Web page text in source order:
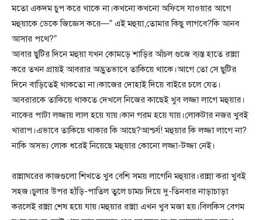
মতো একদম চুপ করে থাকে না।কখনো কখনো অফিসে যাওয়ার আগে
মহুয়াকে ডেকে জিজ্ঞেস করে—” এই মহুয়া,তোমার কিছু লাগবে?কি আনব
আসার পথে?”
আবার ছুটির দিনে মহুয়া যখন কোমড়ে শাড়ির আঁচল গুজে ব্যস্ত হাতে রান্না
করে তখন প্রায়ই আবরার অদ্ভুতভাবে তাকিয়ে থাকে।আগে তো সে ছুটির
দিনে বাড়িতেই থাকতো না।কাজের দোহাই দিয়ে বাইরে চলে যেত।
আবরারকে তাকিয়ে থাকতে দেখলে নিজের কাছেই খুব লজ্জা লাগে মহুয়ার।
নাকের পাটা লজ্জায় লাল হয়ে যায়।কান গরম হয়ে যায়।লোকটার নজর খুবই
খারাপ।এভাবে তাকিয়ে থাকার কি আছে?আশ্চর্য! মহুয়ার কি লজ্জা লাগে না?
নাকি অসভ্য লোক ধরেই নিয়েছে মহুয়ার কোনো লজ্জা-টজ্জা নেই।
রান্নাঘরের কাজগুলো শিখতে খুব বেশি সময় লাগেনি মহুয়ার।রান্না করা খুবই
সহজ।চুলার উপর হাঁড়ি-পাতিল তুলে চামচ দিয়ে দু-তিনবার নাড়াচাড়া
করলেই রান্না শেষ হয়ে যায়।মহুয়ার রান্না এখন খুব মজা হয়।বিলকিস বেগম